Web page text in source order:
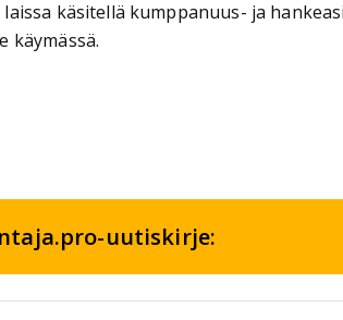
käsitellä kumppanuus- ja
käymässä.
uutiskirje: